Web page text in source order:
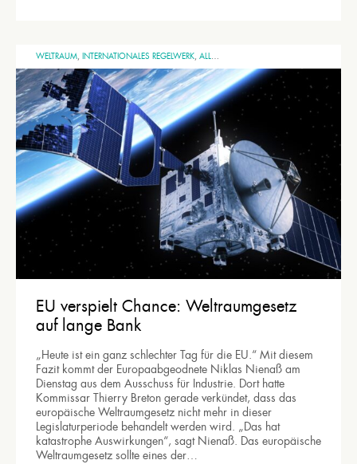
WELTRAUM, INTERNATIONALES REGELWERK, ALLGEMEINES
EU verspielt Chance: Weltraumgesetz
auf lange Bank
„Heute ist ein ganz schlechter Tag für die EU.“ Mit diesem
Fazit kommt der Europaabgeodnete Niklas Nienaß am
Dienstag aus dem Ausschuss für Industrie. Dort hatte
Kommissar Thierry Breton gerade verkündet, dass das
europäische Weltraumgesetz nicht mehr in dieser
Legislaturperiode behandelt werden wird. „Das hat
katastrophe Auswirkungen“, sagt Nienaß. Das europäische
Weltraumgesetz sollte eines der…